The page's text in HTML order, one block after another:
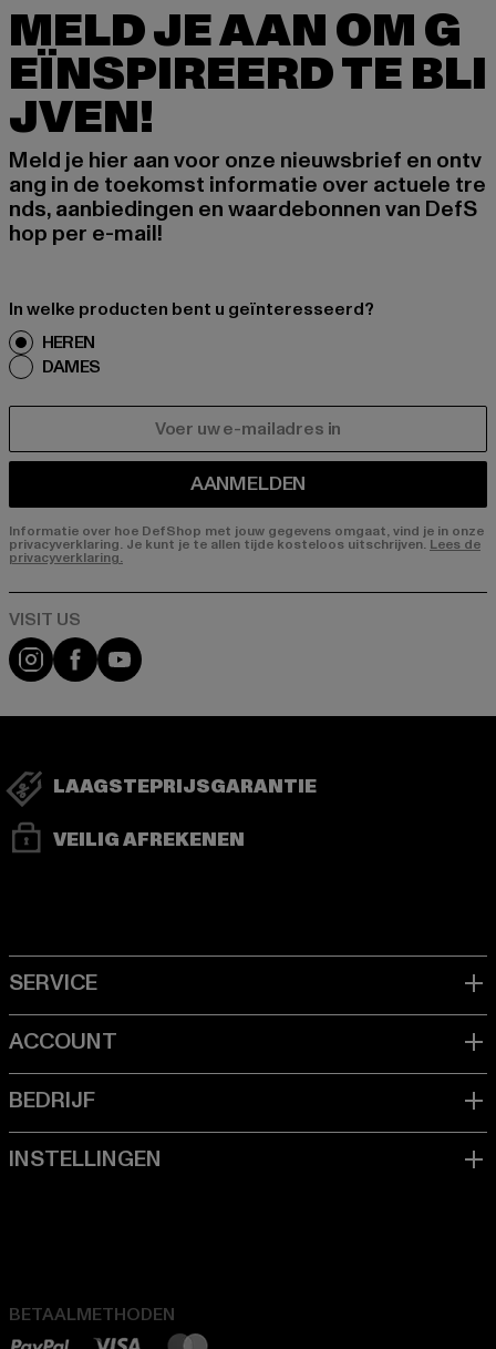
MELD JE AAN OM G
EÏNSPIREERD TE BLI
JVEN!
Meld je hier aan voor onze nieuwsbrief en ontv
ang in de toekomst informatie over actuele tre
nds, aanbiedingen en waardebonnen van DefS
hop per e-mail!
In welke producten bent u geïnteresseerd?
HEREN
DAMES
AANMELDEN
Informatie over hoe DefShop met jouw gegevens omgaat, vind je in onze
privacyverklaring. Je kunt je te allen tijde kosteloos uitschrijven. Lees de
privacyverklaring.
Visit our Instagram page:
Visit our Facebook page:
Visit our YouTube channel:
LAAGSTEPRIJSGARANTIE
VEILIG AFREKENEN
BETAALMETHODEN